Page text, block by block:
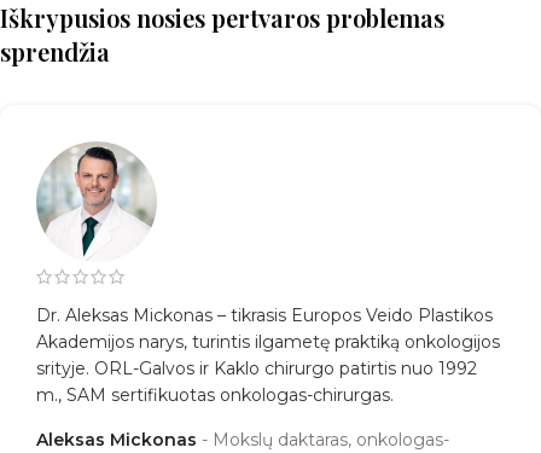
Iškrypusios nosies pertvaros problemas
sprendžia
Dr. Aleksas Mickonas – tikrasis Europos Veido Plastikos
Akademijos narys, turintis ilgametę praktiką onkologijos
srityje. ORL-Galvos ir Kaklo chirurgo patirtis nuo 1992
m., SAM sertifikuotas onkologas-chirurgas.
Aleksas Mickonas
Mokslų daktaras, onkologas-